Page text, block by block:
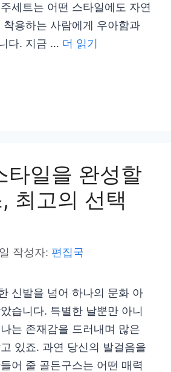
세트는 어떤 스타일에도 자연
용하는 사람에게 우아함과
다. 지금 … 더 읽기
타일을 완성할
최고의 선택
작성자: 편집국
신발을 넘어 하나의 문화 아
습니다. 특별한 날뿐만 아니
는 존재감을 드러내며 많은
있죠. 과연 당신의 발걸음을
어 줄 골든구스는 어떤 매력